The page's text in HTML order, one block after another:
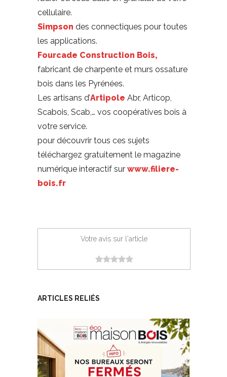
cellulaire.
Simpson des connectiques pour toutes
les applications.
Fourcade Construction Bois,
fabricant de charpente et murs ossature
bois dans les Pyrénées.
Les artisans d’Artipole Abr, Articop,
Scabois, Scab,… vos coopératives bois à
votre service.
pour découvrir tous ces sujets
téléchargez gratuitement le magazine
numérique interactif sur www.filiere-
bois.fr
Votre avis sur l'article
ARTICLES RELIÉS